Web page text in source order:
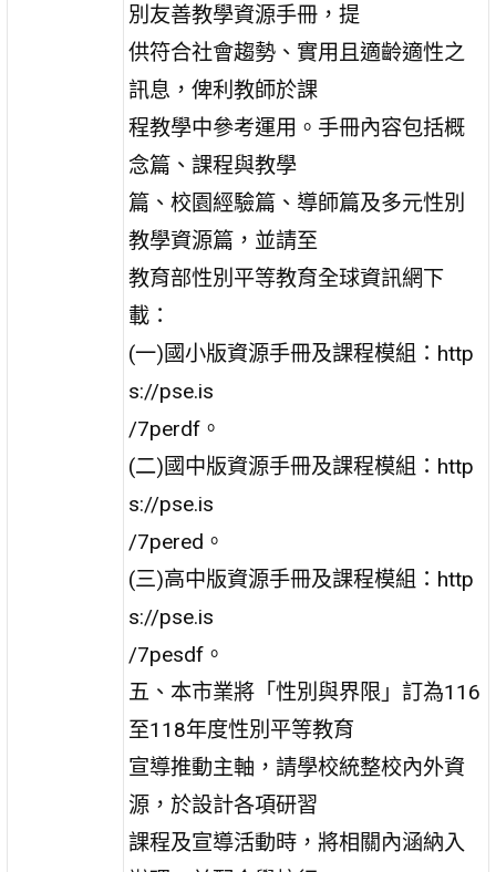
別友善教學資源手冊，提
供符合社會趨勢、實用且適齡適性之
訊息，俾利教師於課
程教學中參考運用。手冊內容包括概
念篇、課程與教學
篇、校園經驗篇、導師篇及多元性別
教學資源篇，並請至
教育部性別平等教育全球資訊網下
載：
(一)國小版資源手冊及課程模組：http
s://pse.is
/7perdf。
(二)國中版資源手冊及課程模組：http
s://pse.is
/7pered。
(三)高中版資源手冊及課程模組：http
s://pse.is
/7pesdf。
五、本市業將「性別與界限」訂為116
至118年度性別平等教育
宣導推動主軸，請學校統整校內外資
源，於設計各項研習
課程及宣導活動時，將相關內涵納入